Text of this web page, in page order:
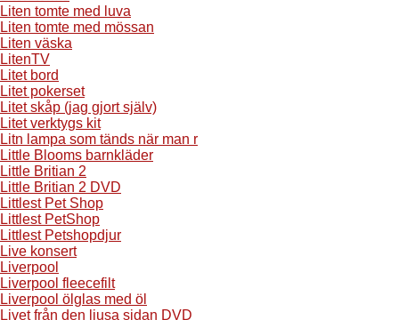
Liten tomte med luva
Liten tomte med mössan
Liten väska
LitenTV
Litet bord
Litet pokerset
Litet skåp (jag gjort själv)
Litet verktygs kit
Litn lampa som tänds när man r
Little Blooms barnkläder
Little Britian 2
Little Britian 2 DVD
Littlest Pet Shop
Littlest PetShop
Littlest Petshopdjur
Live konsert
Liverpool
Liverpool fleecefilt
Liverpool ölglas med öl
Livet från den ljusa sidan DVD